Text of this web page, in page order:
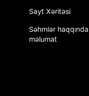
Sayt Xəritəsi
Səhmlər haqqında
məlumat